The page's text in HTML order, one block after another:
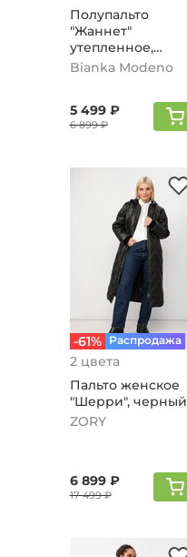
Полупальто
"Жаннет"
утепленное,
серый
Bianka Modeno
5 499 ₽
6 899 ₽
-61% Распродажа
2 цвета
Пальто женское
"Шерри", черный
ZORY
6 899 ₽
17 499 ₽